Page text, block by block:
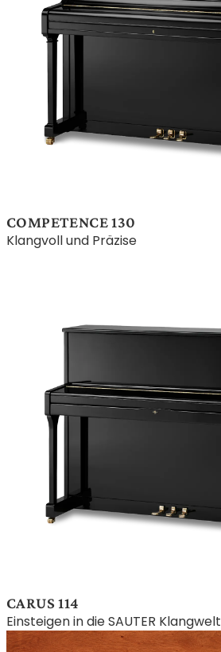
COMPETENCE 130
Klangvoll und Präzise
CARUS 114
Einsteigen in die SAUTER Klangwelt